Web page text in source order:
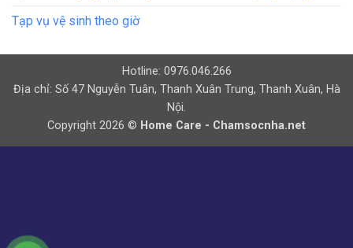
Tạp vụ vệ sinh theo giờ
Hotline: 0976.046.266
Địa chỉ: Số 47 Nguyễn Tuân, Thanh Xuân Trung, Thanh Xuân, Hà
Nội.
Copyright 2026 © Home Care - Chamsocnha.net